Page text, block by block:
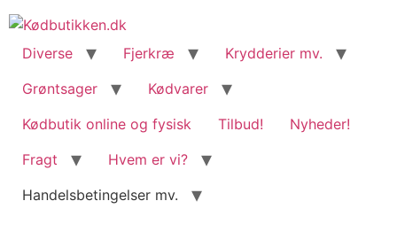
content
Diverse Fjerkræ
Krydderier mv.
Grøntsager
Kødvarer
Kødbutik online og fysisk
Tilbud!
Nyheder!
Fragt
Hvem er vi?
Handelsbetingelser mv.